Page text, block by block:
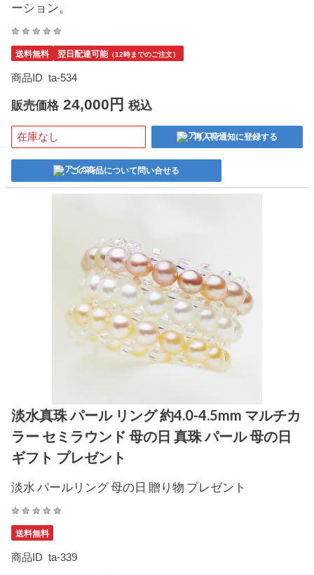
ーション。
送料無料 翌日配達可能（12時までのご注文）
商品ID ta-534
販売価格 24,000円 税込
在庫なし 再入荷通知に登録する
この商品について問い合せる
淡水真珠 パール リング 約4.0-4.5mm マルチカ
ラー セミラウンド 母の日 真珠 パール 母の日
ギフト プレゼント
淡水 パールリング 母の日 贈り物 プレゼント
送料無料
商品ID ta-339